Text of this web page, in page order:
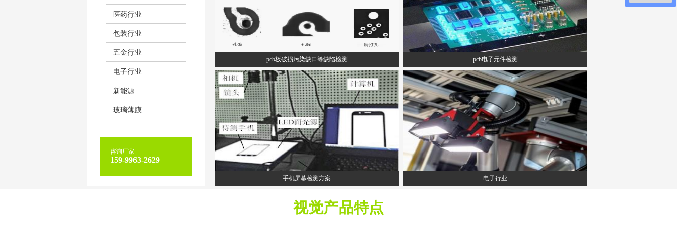
医药行业
包装行业
五金行业
电子行业
新能源
玻璃薄膜
咨询厂家
159-9963-2629
pcb板破损污染缺口等缺陷检测 pcb电子元件检测
手机屏幕检测方案 电子行业
视觉产品特点